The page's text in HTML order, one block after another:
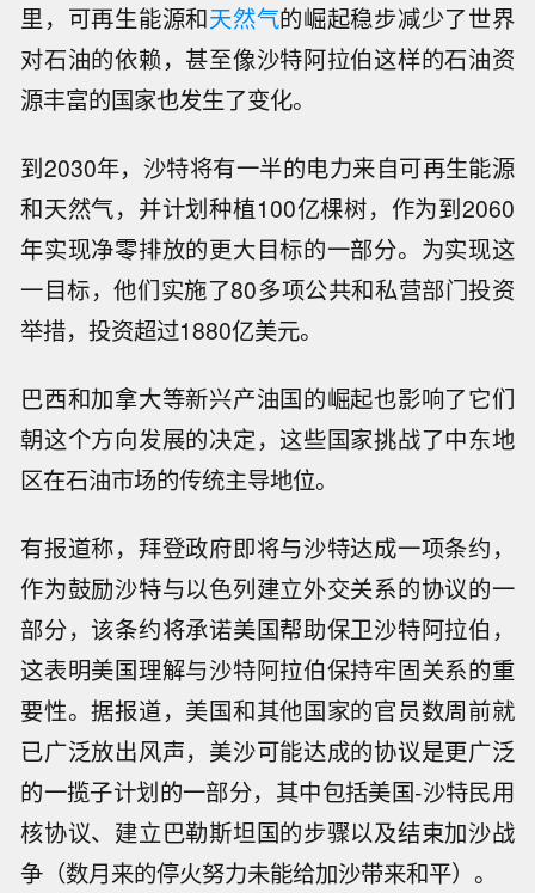
里，可再生能源和天然气的崛起稳步减少了世界
对石油的依赖，甚至像沙特阿拉伯这样的石油资
源丰富的国家也发生了变化。
到2030年，沙特将有一半的电力来自可再生能源
和天然气，并计划种植100亿棵树，作为到2060
年实现净零排放的更大目标的一部分。为实现这
一目标，他们实施了80多项公共和私营部门投资
举措，投资超过1880亿美元。
巴西和加拿大等新兴产油国的崛起也影响了它们
朝这个方向发展的决定，这些国家挑战了中东地
区在石油市场的传统主导地位。
有报道称，拜登政府即将与沙特达成一项条约，
作为鼓励沙特与以色列建立外交关系的协议的一
部分，该条约将承诺美国帮助保卫沙特阿拉伯，
这表明美国理解与沙特阿拉伯保持牢固关系的重
要性。据报道，美国和其他国家的官员数周前就
已广泛放出风声，美沙可能达成的协议是更广泛
的一揽子计划的一部分，其中包括美国-沙特民用
核协议、建立巴勒斯坦国的步骤以及结束加沙战
争（数月来的停火努力未能给加沙带来和平）。